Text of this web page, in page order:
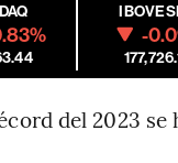
-
del 2023